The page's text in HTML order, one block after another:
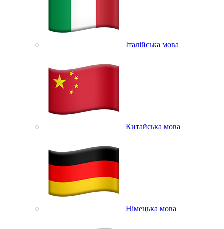
Італійська мова
Китайська мова
Німецька мова